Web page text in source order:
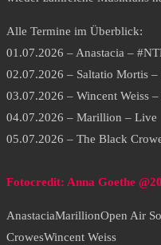
Alle Termine im Überblick:
01.07.2026 – Anastacia –
02.07.2026 – Saltatio Mortis
03.07.2026 – Wincent Weiss
04.07.2026 – Marillion – Live
05.07.2026 – The Black
Fotocredit: Anna Goethe
AnastaciaMarillionOpen Air
CrowesWincent Weiss